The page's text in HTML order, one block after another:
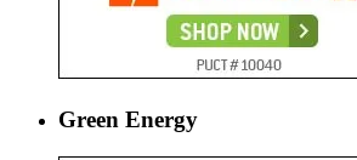
Green Energy